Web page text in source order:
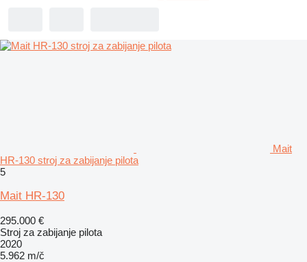
Mait
HR-130 stroj za zabijanje pilota
5
Mait HR-130
295.000 €
Stroj za zabijanje pilota
2020
5.962 m/č